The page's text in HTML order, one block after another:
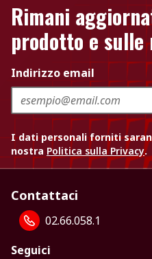
Rimani
prodotto e
Indirizzo email
I dati personali forniti
nostra Politica sulla Privacy.
Contattaci
02.66.058.1
Seguici